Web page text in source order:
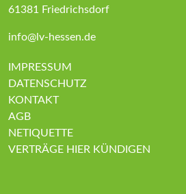
61381 Friedrichsdorf
info@lv-hessen.de
IMPRESSUM
DATENSCHUTZ
KONTAKT
AGB
NETIQUETTE
VERTRÄGE HIER KÜNDIGEN